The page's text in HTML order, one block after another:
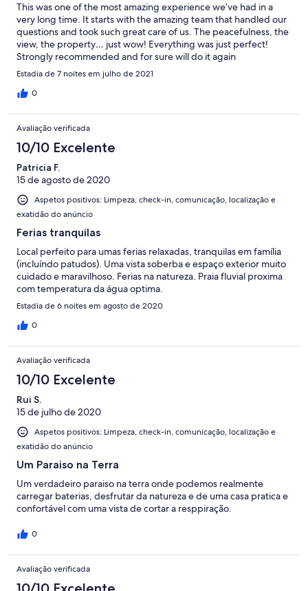
This was one of the most amazing experience we’ve had in a
very long time. It starts with the amazing team that handled our
questions and took such great care of us. The peacefulness, the
view, the property… just wow! Everything was just perfect!
Strongly recommended and for sure will do it again
Estadia de 7 noites em julho de 2021
0
Avaliação verificada
10/10 Excelente
Patricia F.
15 de agosto de 2020
Aspetos positivos: Limpeza, check-in, comunicação, localização e
exatidão do anúncio
Ferias tranquilas
Local perfeito para umas ferias relaxadas, tranquilas em família
(incluíndo patudos). Uma vista soberba e espaço exterior muito
cuidado e maravilhoso. Ferias na natureza. Praia fluvial proxima
com temperatura da água optima.
Estadia de 6 noites em agosto de 2020
0
Avaliação verificada
10/10 Excelente
Rui S.
15 de julho de 2020
Aspetos positivos: Limpeza, check-in, comunicação, localização e
exatidão do anúncio
Um Paraiso na Terra
Um verdadeiro paraiso na terra onde podemos realmente
carregar baterias, desfrutar da natureza e de uma casa pratica e
confortável com uma vista de cortar a resppiração.
0
Avaliação verificada